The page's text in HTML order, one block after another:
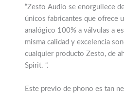
“Zesto Audio se enorgullece
únicos fabricantes que ofrece
analógico 100% a válvulas a
misma calidad y excelencia
cualquier producto Zesto, de
Spirit. “.
Este previo de phono es tan